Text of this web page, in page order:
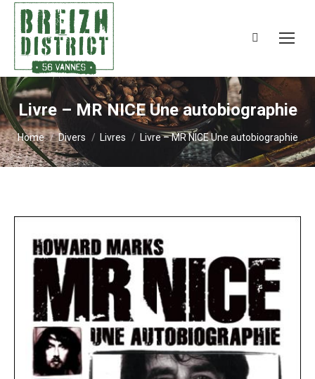
Search:
Livre – MR NICE Une autobiographie
You are here:
Home Divers Livres Livre – MR NICE Une autobiographie